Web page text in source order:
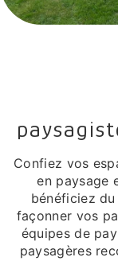
Confiez vos
en paysage
bénéficiez
façonner vos
équipes de
paysagères